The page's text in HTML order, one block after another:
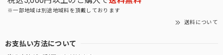
※一部地域は別途地域料を頂戴しております
送料について
お支払い方法について